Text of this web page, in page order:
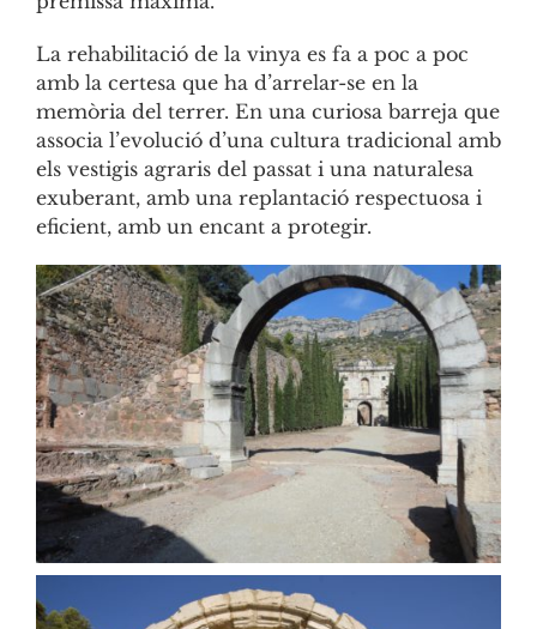
La rehabilitació de la vinya es fa a poc a poc
amb la certesa que ha d’arrelar-se en la
memòria del terrer. En una curiosa barreja que
associa l’evolució d’una cultura tradicional amb
els vestigis agraris del passat i una naturalesa
exuberant, amb una replantació respectuosa i
eficient, amb un encant a protegir.